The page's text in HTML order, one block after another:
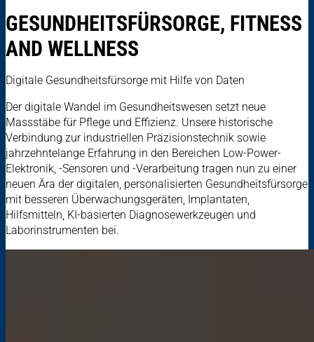
GESUNDHEITSFÜRSORGE, FITNESS
AND WELLNESS
Digitale Gesundheitsfürsorge mit Hilfe von Daten
Der digitale Wandel im Gesundheitswesen setzt neue
Massstäbe für Pflege und Effizienz. Unsere historische
Verbindung zur industriellen Präzisionstechnik sowie
jahrzehntelange Erfahrung in den Bereichen Low-Power-
Elektronik, -Sensoren und -Verarbeitung tragen nun zu einer
neuen Ära der digitalen, personalisierten Gesundheitsfürsorge
mit besseren Überwachungsgeräten, Implantaten,
Hilfsmitteln, KI-basierten Diagnosewerkzeugen und
Laborinstrumenten bei.